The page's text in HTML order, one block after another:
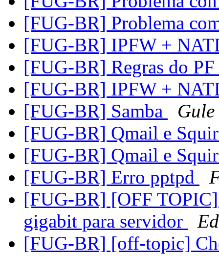
[FUG-BR] Problema
[FUG-BR] IPFW +
[FUG-BR] Regras do
[FUG-BR] IPFW +
[FUG-BR] Samba
Gule
[FUG-BR] Qmail e
[FUG-BR] Qmail e
[FUG-BR] Erro pptpd
[FUG-BR] [OFF TOPIC]
gigabit para servidor
[FUG-BR] [off-topic]